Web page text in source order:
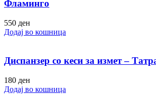
Фламинго
550 ден
Додај во кошница
Диспанзер со кеси за измет –
180 ден
Додај во кошница